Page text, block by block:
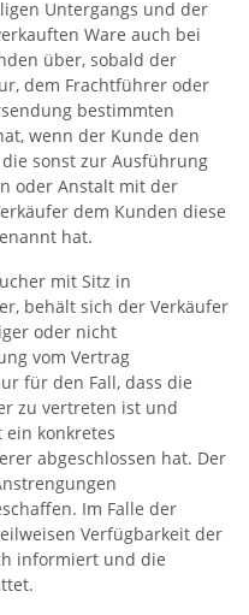
Untergangs und der
Ware auch bei
über, sobald der
dem Frachtführer oder
bestimmten
wenn der Kunde den
sonst zur Ausführung
oder Anstalt mit der
dem Kunden diese
hat.
mit Sitz in
behält sich der Verkäufer
oder nicht
vom Vertrag
für den Fall, dass die
zu vertreten ist und
konkretes
abgeschlossen hat. Der
Im Falle der
Verfügbarkeit der
informiert und die